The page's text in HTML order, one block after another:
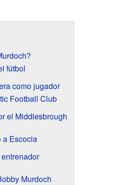
fútbol
como jugador
Football Club
el Middlesbrough
a Escocia
Murdoch